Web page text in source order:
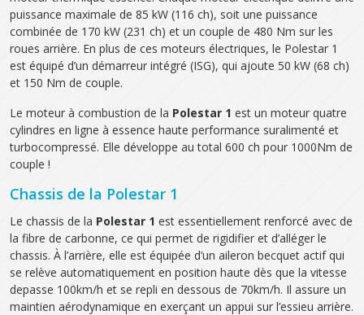
puissance maximale de 85 kW (116 ch), soit une puissance
combinée de 170 kW (231 ch) et un couple de 480 Nm sur les
roues arrière. En plus de ces moteurs électriques, le Polestar 1
est équipé d’un démarreur intégré (ISG), qui ajoute 50 kW (68 ch)
et 150 Nm de couple.
Le moteur à combustion de la Polestar 1 est un moteur quatre
cylindres en ligne à essence haute performance suralimenté et
turbocompressé. Elle développe au total 600 ch pour 1000Nm de
couple !
Chassis de la Polestar 1
Le chassis de la Polestar 1 est essentiellement renforcé avec de
la fibre de carbonne, ce qui permet de rigidifier et d’alléger le
chassis. À l’arrière, elle est équipée d’un aileron becquet actif qui
se relève automatiquement en position haute dès que la vitesse
depasse 100km/h et se repli en dessous de 70km/h. Il assure un
maintien aérodynamique en exerçant un appui sur l’essieu arrière.